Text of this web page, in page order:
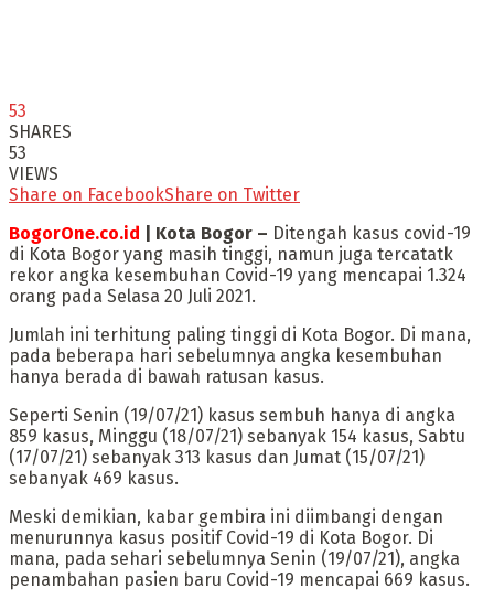
53
SHARES
53
VIEWS
Share on FacebookShare on Twitter
BogorOne.co.id | Kota Bogor – Ditengah kasus covid-19
di Kota Bogor yang masih tinggi, namun juga tercatatk
rekor angka kesembuhan Covid-19 yang mencapai 1.324
orang pada Selasa 20 Juli 2021.
Jumlah ini terhitung paling tinggi di Kota Bogor. Di mana,
pada beberapa hari sebelumnya angka kesembuhan
hanya berada di bawah ratusan kasus.
Seperti Senin (19/07/21) kasus sembuh hanya di angka
859 kasus, Minggu (18/07/21) sebanyak 154 kasus, Sabtu
(17/07/21) sebanyak 313 kasus dan Jumat (15/07/21)
sebanyak 469 kasus.
Meski demikian, kabar gembira ini diimbangi dengan
menurunnya kasus positif Covid-19 di Kota Bogor. Di
mana, pada sehari sebelumnya Senin (19/07/21), angka
penambahan pasien baru Covid-19 mencapai 669 kasus.